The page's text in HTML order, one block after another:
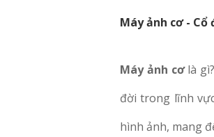
Máy ảnh cơ -
Máy ảnh cơlà
đời trong lĩnh
hình ảnh, mang